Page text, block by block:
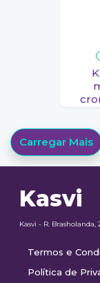
K71-13THC Tampa de
Carregar Mais
Kasvi
Kasvi - R. Brasholanda,
Termos e
Política de